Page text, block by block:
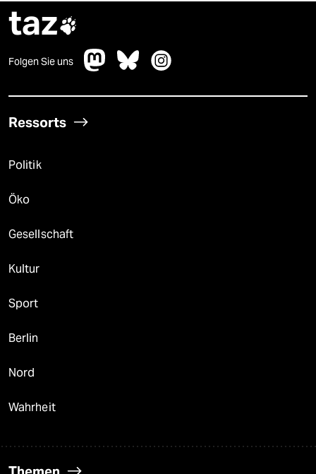
taz
Folgen Sie uns
Ressorts
Politik
Öko
Gesellschaft
Kultur
Sport
Berlin
Nord
Wahrheit